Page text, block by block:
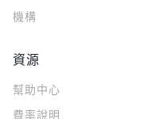
機構
資源
幫助中心
費率說明